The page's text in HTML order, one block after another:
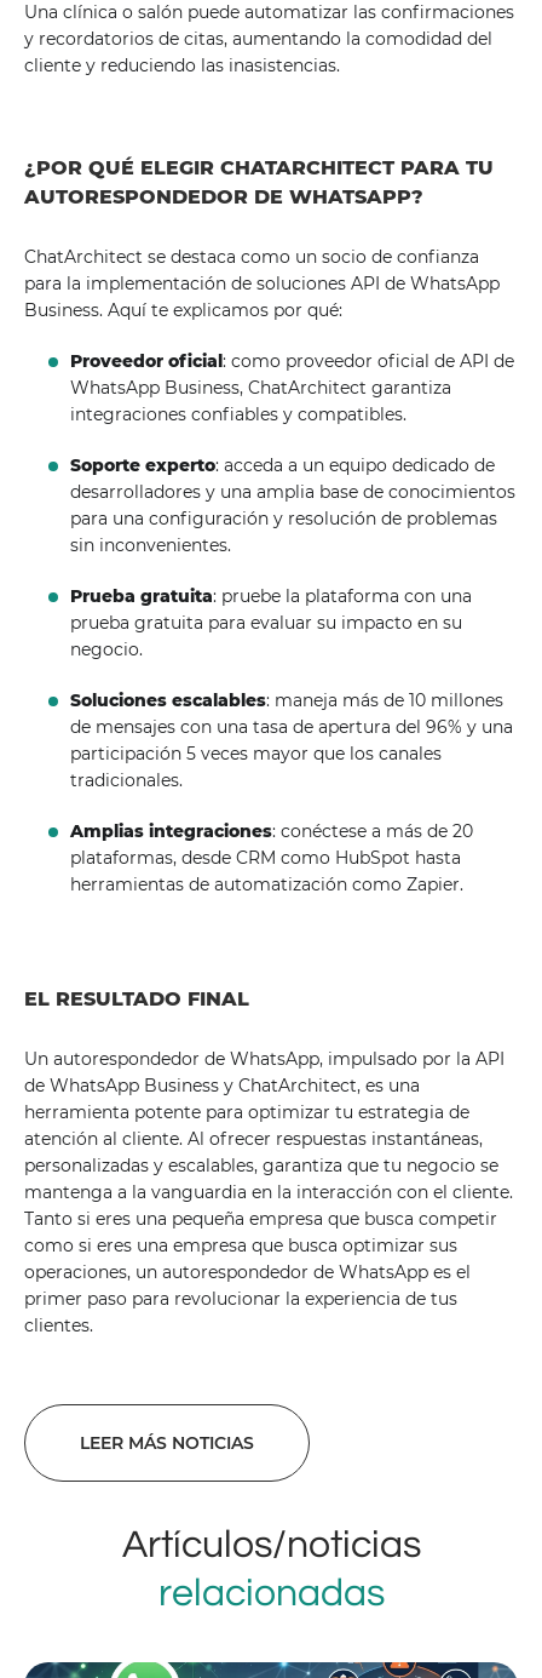
Una clínica o salón puede automatizar las confirmaciones
y recordatorios de citas, aumentando la comodidad del
cliente y reduciendo las inasistencias.
¿POR QUÉ ELEGIR CHATARCHITECT PARA TU
AUTORESPONDEDOR DE WHATSAPP?
ChatArchitect se destaca como un socio de confianza
para la implementación de soluciones API de WhatsApp
Business. Aquí te explicamos por qué:
Proveedor oficial: como proveedor oficial de API de
WhatsApp Business, ChatArchitect garantiza
integraciones confiables y compatibles.
Soporte experto: acceda a un equipo dedicado de
desarrolladores y una amplia base de conocimientos
para una configuración y resolución de problemas
sin inconvenientes.
Prueba gratuita: pruebe la plataforma con una
prueba gratuita para evaluar su impacto en su
negocio.
Soluciones escalables: maneja más de 10 millones
de mensajes con una tasa de apertura del 96% y una
participación 5 veces mayor que los canales
tradicionales.
Amplias integraciones: conéctese a más de 20
plataformas, desde CRM como HubSpot hasta
herramientas de automatización como Zapier.
EL RESULTADO FINAL
Un autorespondedor de WhatsApp, impulsado por la API
de WhatsApp Business y ChatArchitect, es una
herramienta potente para optimizar tu estrategia de
atención al cliente. Al ofrecer respuestas instantáneas,
personalizadas y escalables, garantiza que tu negocio se
mantenga a la vanguardia en la interacción con el cliente.
Tanto si eres una pequeña empresa que busca competir
como si eres una empresa que busca optimizar sus
operaciones, un autorespondedor de WhatsApp es el
primer paso para revolucionar la experiencia de tus
clientes.
LEER MÁS NOTICIAS
Artículos/noticias
relacionadas